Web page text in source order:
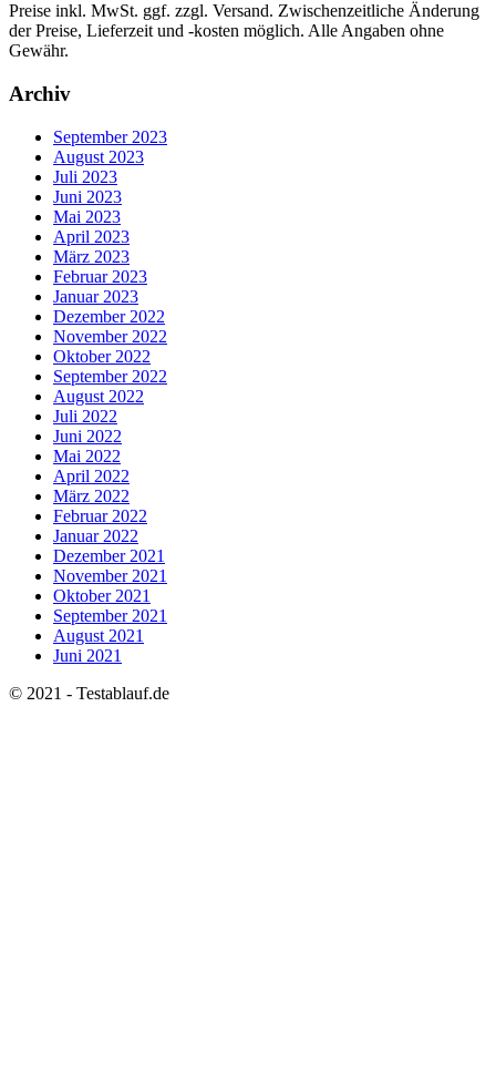
Preise inkl. MwSt. ggf. zzgl. Versand. Zwischenzeitliche Änderung
der Preise, Lieferzeit und -kosten möglich. Alle Angaben ohne
Gewähr.
Archiv
September 2023
August 2023
Juli 2023
Juni 2023
Mai 2023
April 2023
März 2023
Februar 2023
Januar 2023
Dezember 2022
November 2022
Oktober 2022
September 2022
August 2022
Juli 2022
Juni 2022
Mai 2022
April 2022
März 2022
Februar 2022
Januar 2022
Dezember 2021
November 2021
Oktober 2021
September 2021
August 2021
Juni 2021
© 2021 - Testablauf.de